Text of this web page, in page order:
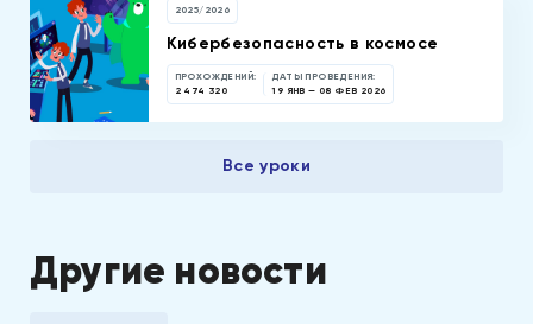
2025/2026
Кибербезопасность в космосе
ПРОХОЖДЕНИЙ:
2 474 320
ДАТЫ ПРОВЕДЕНИЯ:
19 ЯНВ — 08 ФЕВ 2026
Все уроки
Другие новости